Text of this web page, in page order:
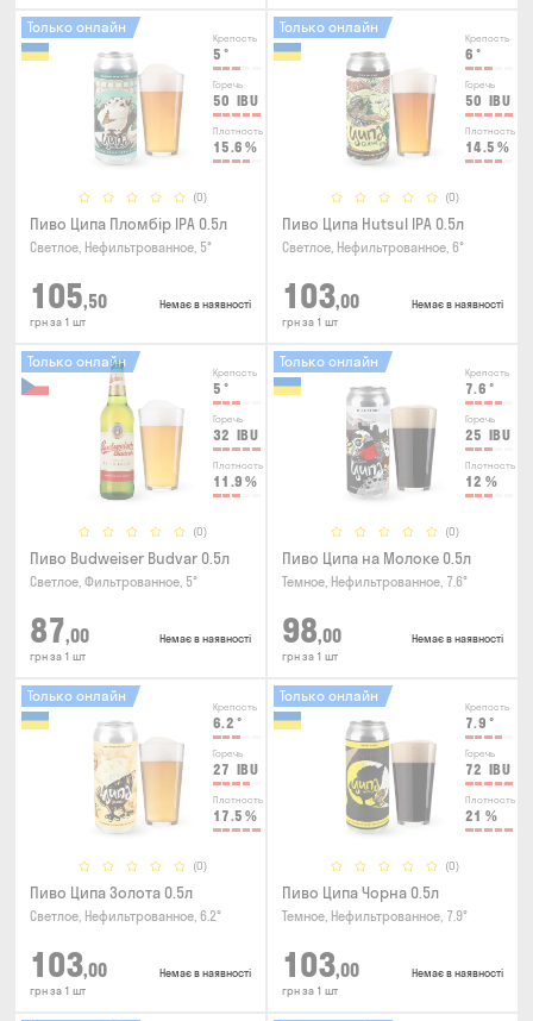
Крепость
5 °
Горечь
50 IBU
Плотность
15.6 %
(0)
Только онлайн
Пиво Ципа Пломбір IPA 0.5л
Светлое, Нефильтрованное, 5°
105,50
грн за 1 шт
Немає в наявності
Крепость
6 °
Горечь
50 IBU
Плотность
14.5 %
(0)
Только онлайн
Пиво Ципа Hutsul IPA 0.5л
Светлое, Нефильтрованное, 6°
103,00
грн за 1 шт
Немає в наявності
Крепость
5 °
Горечь
32 IBU
Плотность
11.9 %
(0)
Только онлайн
Пиво Budweiser Budvar 0.5л
Светлое, Фильтрованное, 5°
87,00
грн за 1 шт
Немає в наявності
Крепость
7.6 °
Горечь
25 IBU
Плотность
12 %
(0)
Только онлайн
Пиво Ципа на Молоке 0.5л
Темное, Нефильтрованное, 7.6°
98,00
грн за 1 шт
Немає в наявності
Крепость
6.2 °
Горечь
27 IBU
Плотность
17.5 %
(0)
Только онлайн
Пиво Ципа Золота 0.5л
Светлое, Нефильтрованное, 6.2°
103,00
грн за 1 шт
Немає в наявності
Крепость
7.9 °
Горечь
72 IBU
Плотность
21 %
(0)
Только онлайн
Пиво Ципа Чорна 0.5л
Темное, Нефильтрованное, 7.9°
103,00
грн за 1 шт
Немає в наявності